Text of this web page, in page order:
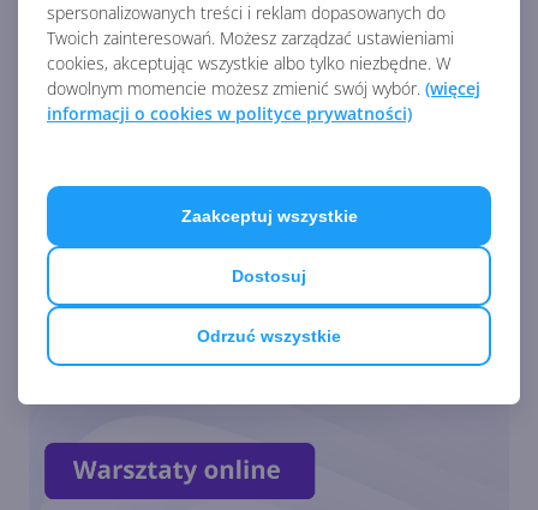
spersonalizowanych treści i reklam dopasowanych do
Twoich zainteresowań. Możesz zarządzać ustawieniami
cookies, akceptując wszystkie albo tylko niezbędne. W
dowolnym momencie możesz zmienić swój wybór. (więcej
informacji o cookies w polityce prywatności)
Odrzuć wszystkie
Dostosuj
Zaakceptuj wszystkie
Satya Nadella dostał sporą
podwyżkę w 2024 r.
opuszcza Microsoft i dołącza...
do OpenAI
Nvidia wyprzedza Microsoft i
firmą na świecie
Zobacz